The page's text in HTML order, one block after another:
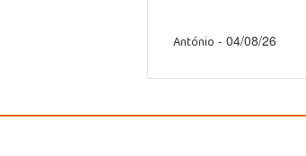
António - 04/08/26